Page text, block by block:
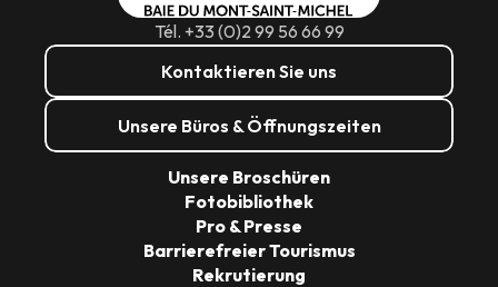
Tél. +33 (0)2 99 56 66 99
Kontaktieren Sie uns
Unsere Büros & Öffnungszeiten
Unsere Broschüren
Fotobibliothek
Pro & Presse
Barrierefreier Tourismus
Rekrutierung